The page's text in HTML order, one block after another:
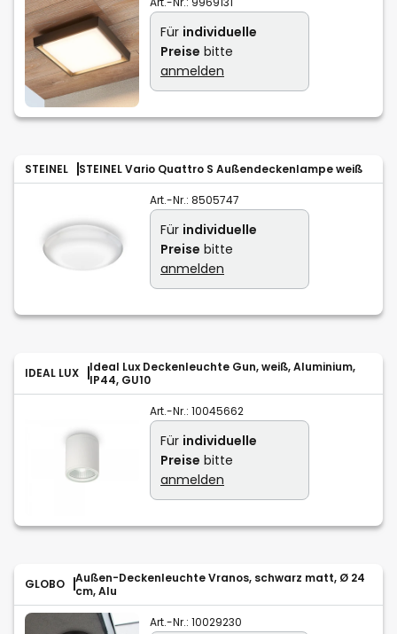
Für individuelle
Preise bitte
anmelden
STEINEL STEINEL Vario Quattro S Außendeckenlampe weiß
Art.-Nr.: 8505747
Für individuelle
Preise bitte
anmelden
IDEAL LUX
Ideal Lux Deckenleuchte Gun, weiß, Aluminium,
IP44, GU10
Art.-Nr.: 10045662
Für individuelle
Preise bitte
anmelden
GLOBO
Außen-Deckenleuchte Vranos, schwarz matt, Ø 24
cm, Alu
Art.-Nr.: 10029230